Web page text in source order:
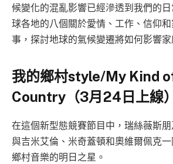
候變化的混亂影響已經滲透到我們的
球各地的八個關於愛情、工作、信仰
事，探討地球的氣候變遷將如何影響家
我的鄉村style/My Kind
Country（3月24日上線）
在這個新型態競賽節目中，瑞絲薇斯
與吉米艾倫、米奇蓋頓和奧維爾佩克
鄉村音樂的明日之星。